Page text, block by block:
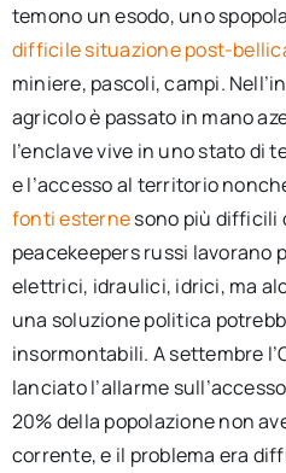
temono un esodo, uno
difficile situazione post-
miniere, pascoli, campi.
agricolo è passato in mano
l’enclave vive in uno stato di
e l’accesso al territorio
fonti esternesono più difficili
peacekeepers russi lavorano
elettrici, idraulici, idrici, ma
una soluzione politica
insormontabili. A settembre
lanciato l’allarme
20% della popolazione non
corrente, e il problema era